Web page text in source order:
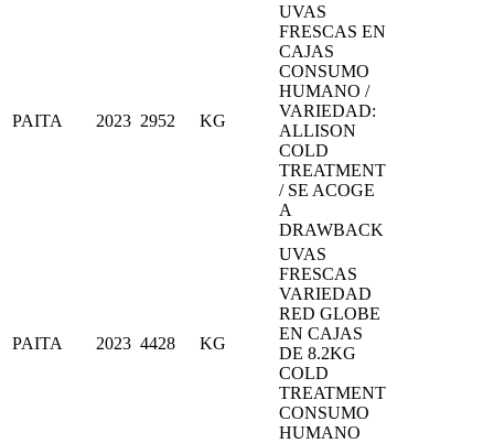
PAITA 2023 2952 KG
UVAS
FRESCAS EN
CAJAS
CONSUMO
HUMANO /
VARIEDAD:
ALLISON
COLD
TREATMENT
/ SE ACOGE
A
DRAWBACK
PAITA 2023 4428 KG
UVAS
FRESCAS
VARIEDAD
RED GLOBE
EN CAJAS
DE 8.2KG
COLD
TREATMENT
CONSUMO
HUMANO